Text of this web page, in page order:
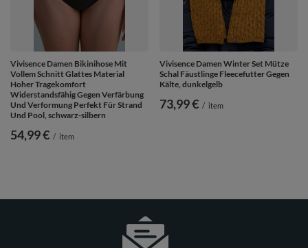
Vivisence Damen Bikinihose Mit
Vollem Schnitt Glattes Material
Hoher Tragekomfort
Widerstandsfähig Gegen Verfärbung
Und Verformung Perfekt Für Strand
Und Pool, schwarz-silbern
54,99 € / item
Vivisence Damen Winter Set Mütze
Schal Fäustlinge Fleecefutter Gegen
Kälte, dunkelgelb
73,99 € / item